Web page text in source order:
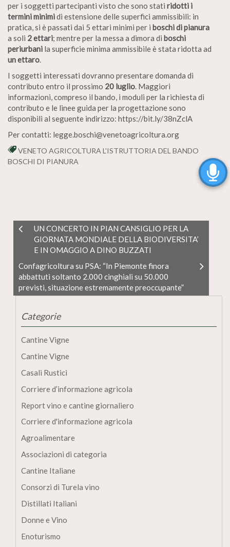
per i soggetti partecipanti visto che sono stati ridotti i
termini minimidi estensione delle superfici ammissibili: in
pratica, si è passati dai 5 ettari minimi per i boschi di pianura
a soli 2 ettari; mentre per la messa a dimora di boschi
periurbani la superficie minima ammissibile è stata ridotta ad
un ettaro.
I soggetti interessati dovranno presentare domanda di
contributo entro il prossimo 20 luglio. Maggiori
informazioni, compreso il bando, i moduli per la richiesta di
contributo e le linee guida per la progettazione sono
disponibili al seguente indirizzo: https://bit.ly/38nZclA
Per contatti: legge.boschi@venetoagricoltura.org
VENETO AGRICOLTURA L'ISTRUTTORIA DEL BANDO
BOSCHI DI PIANURA
UN CONCERTO IN PIAN CANSIGLIO PER LA
GIORNATA MONDIALE DELLA BIODIVERSITA’
E IN OMAGGIO A DINO BUZZATI
Confagricoltura su PSA: “In Piemonte finora
abbattuti soltanto 2.000 cinghiali su 50.000
previsti, situazione estremamente preoccupante”
Categorie
Cantine Vigne
Cantine Vigne
Casali Rustici
Corriere d’informazione agricola
Report vino e cantine giornaliero
Corriere d'informazione agricola
Agroalimentare
Associazioni di categoria
Cantine Italiane
Consorzi di Turela vino
Distillati Italiani
Donne e Vino
Enoturismo